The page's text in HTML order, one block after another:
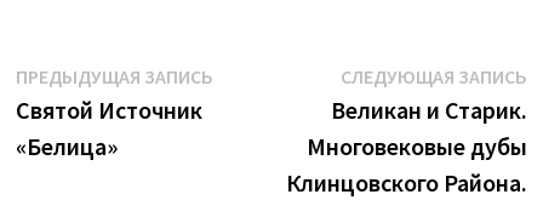
Навигация
по
записям
ПРЕДЫДУЩАЯ ЗАПИСЬПредыдущая
Святой Источник
«Белица»
СЛЕДУЮЩАЯ ЗАПИСЬ
Великан и Старик.
Многовековые дубы
Клинцовского Района.